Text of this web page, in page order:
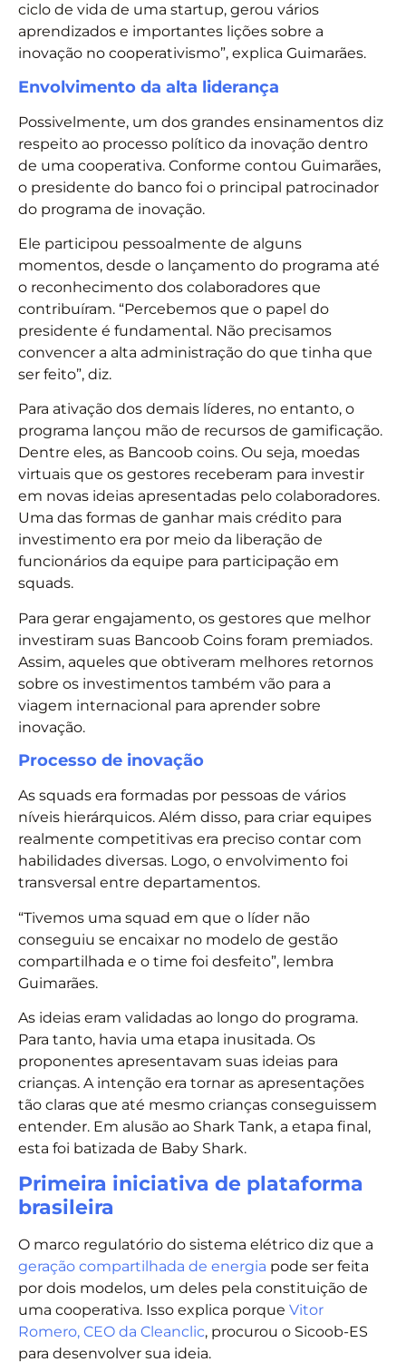
ciclo de vida de uma startup, gerou vários
aprendizados e importantes lições sobre a
inovação no cooperativismo”, explica Guimarães.
Envolvimento da alta liderança
Possivelmente, um dos grandes ensinamentos diz
respeito ao processo político da inovação dentro
de uma cooperativa. Conforme contou Guimarães,
o presidente do banco foi o principal patrocinador
do programa de inovação.
Ele participou pessoalmente de alguns
momentos, desde o lançamento do programa até
o reconhecimento dos colaboradores que
contribuíram. “Percebemos que o papel do
presidente é fundamental. Não precisamos
convencer a alta administração do que tinha que
ser feito”, diz.
Para ativação dos demais líderes, no entanto, o
programa lançou mão de recursos de gamificação.
Dentre eles, as Bancoob coins. Ou seja, moedas
virtuais que os gestores receberam para investir
em novas ideias apresentadas pelo colaboradores.
Uma das formas de ganhar mais crédito para
investimento era por meio da liberação de
funcionários da equipe para participação em
squads.
Para gerar engajamento, os gestores que melhor
investiram suas Bancoob Coins foram premiados.
Assim, aqueles que obtiveram melhores retornos
sobre os investimentos também vão para a
viagem internacional para aprender sobre
inovação.
Processo de inovação
As squads era formadas por pessoas de vários
níveis hierárquicos. Além disso, para criar equipes
realmente competitivas era preciso contar com
habilidades diversas. Logo, o envolvimento foi
transversal entre departamentos.
“Tivemos uma squad em que o líder não
conseguiu se encaixar no modelo de gestão
compartilhada e o time foi desfeito”, lembra
Guimarães.
As ideias eram validadas ao longo do programa.
Para tanto, havia uma etapa inusitada. Os
proponentes apresentavam suas ideias para
crianças. A intenção era tornar as apresentações
tão claras que até mesmo crianças conseguissem
entender. Em alusão ao Shark Tank, a etapa final,
esta foi batizada de Baby Shark.
Primeira iniciativa de plataforma
brasileira
O marco regulatório do sistema elétrico diz que a
geração compartilhada de energia pode ser feita
por dois modelos, um deles pela constituição de
uma cooperativa. Isso explica porque Vitor
Romero, CEO da Cleanclic, procurou o Sicoob-ES
para desenvolver sua ideia.